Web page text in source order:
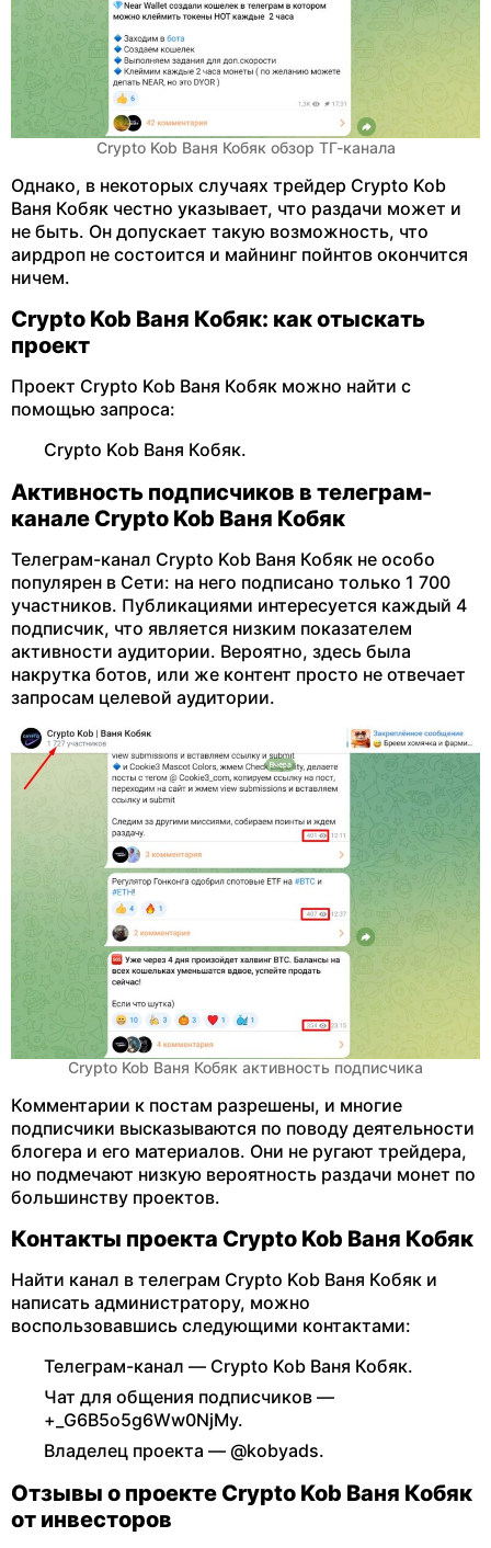
Crypto Kob Ваня Кобяк обзор ТГ-канала
Однако, в некоторых случаях трейдер Crypto Kob
Ваня Кобяк честно указывает, что раздачи может и
не быть. Он допускает такую возможность, что
аирдроп не состоится и майнинг пойнтов окончится
ничем.
Crypto Kob Ваня Кобяк: как отыскать
проект
Проект Crypto Kob Ваня Кобяк можно найти с
помощью запроса:
Crypto Kob Ваня Кобяк.
Активность подписчиков в телеграм-
канале Crypto Kob Ваня Кобяк
Телеграм-канал Crypto Kob Ваня Кобяк не особо
популярен в Сети: на него подписано только 1 700
участников. Публикациями интересуется каждый 4
подписчик, что является низким показателем
активности аудитории. Вероятно, здесь была
накрутка ботов, или же контент просто не отвечает
запросам целевой аудитории.
Crypto Kob Ваня Кобяк активность подписчика
Комментарии к постам разрешены, и многие
подписчики высказываются по поводу деятельности
блогера и его материалов. Они не ругают трейдера,
но подмечают низкую вероятность раздачи монет по
большинству проектов.
Контакты проекта Crypto Kob Ваня Кобяк
Найти канал в телеграм Crypto Kob Ваня Кобяк и
написать администратору, можно
воспользовавшись следующими контактами:
Телеграм-канал — Crypto Kob Ваня Кобяк.
Чат для общения подписчиков —
+_G6B5o5g6Ww0NjMy.
Владелец проекта — @kobyads.
Отзывы о проекте Crypto Kob Ваня Кобяк
от инвесторов